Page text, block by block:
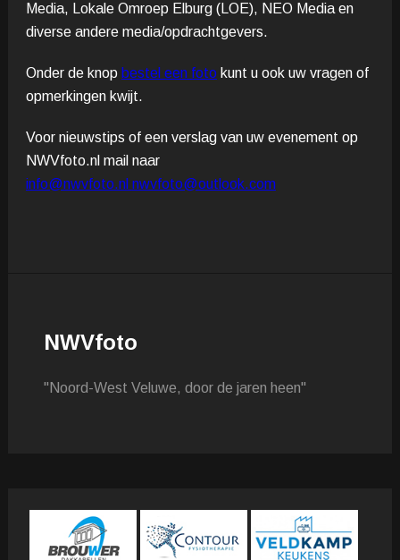
Media, Lokale Omroep Elburg (LOE), NEO Media en
diverse andere media/opdrachtgevers.
Onder de knop bestel een fotokunt u ook uw vragen of
opmerkingen kwijt.
Voor nieuwstips of een verslag van uw evenement op
NWVfoto.nl mail naar
info@nwvfoto.nl nwvfoto@outlook.com
NWVfoto
"Noord-West Veluwe, door de jaren heen"